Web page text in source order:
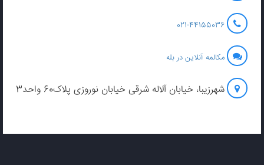
مکالمه آنلاین در بله
شهرزیبا، خیابان آلاله شرقی خیابان نوروزی پلاک60 واحد3